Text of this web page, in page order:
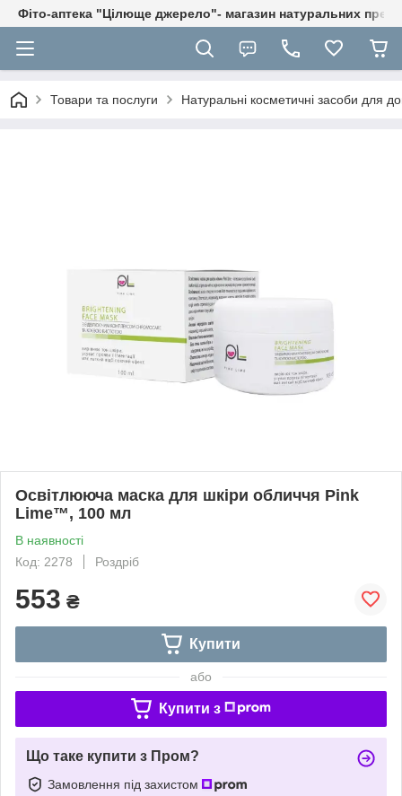
Фіто-аптека "Цілюще джерело"- магазин натуральних
Товари та послуги Натуральні косметичні засоби для
Освітлююча маска для шкіри обличчя Pink
Lime™, 100 мл
В наявності
Код: 2278
Роздріб
553 ₴
Купити
або
Купити з
Що таке купити з Пром?
Замовлення під захистом